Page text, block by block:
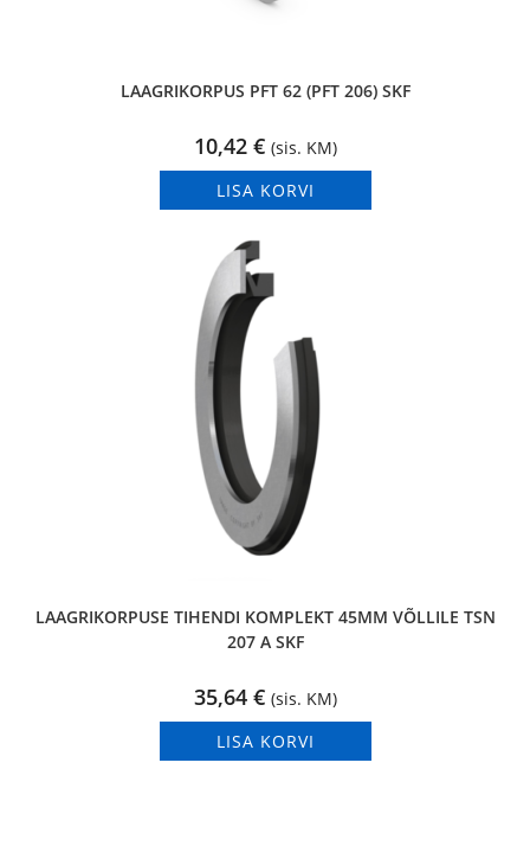
LAAGRIKORPUS PFT 62 (PFT 206) SKF
10,42 € (sis. KM)
LISA KORVI
LAAGRIKORPUSE TIHENDI KOMPLEKT 45MM VÕLLILE TSN
207 A SKF
35,64 € (sis. KM)
LISA KORVI